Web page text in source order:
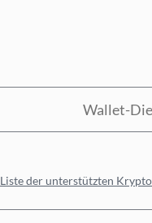
Wallet-
Liste der unterstützten